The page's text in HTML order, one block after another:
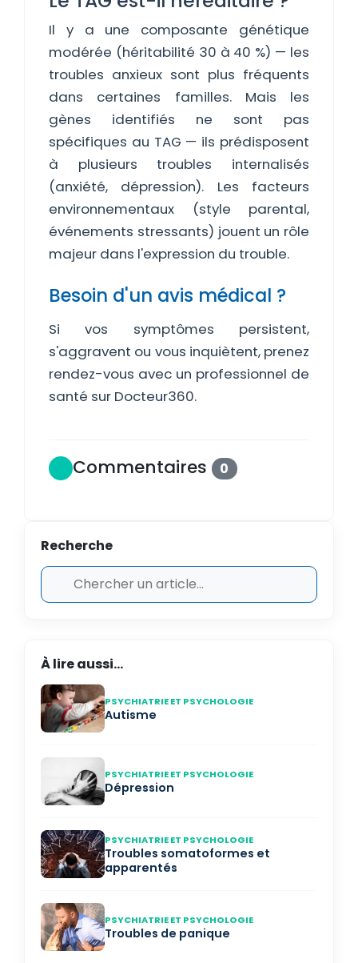
Il y a une composante génétique
modérée (héritabilité 30 à 40 %) — les
troubles anxieux sont plus fréquents
dans certaines familles. Mais les
gènes identifiés ne sont pas
spécifiques au TAG — ils prédisposent
à plusieurs troubles internalisés
(anxiété, dépression). Les facteurs
environnementaux (style parental,
événements stressants) jouent un rôle
majeur dans l'expression du trouble.
Besoin d'un avis médical ?
Si vos symptômes persistent,
s'aggravent ou vous inquiètent, prenez
rendez-vous avec un professionnel de
santé sur Docteur360.
Commentaires 0
Recherche
À lire aussi...
PSYCHIATRIE ET PSYCHOLOGIE
Autisme
PSYCHIATRIE ET PSYCHOLOGIE
Dépression
PSYCHIATRIE ET PSYCHOLOGIE
Troubles somatoformes et
apparentés
PSYCHIATRIE ET PSYCHOLOGIE
Troubles de panique